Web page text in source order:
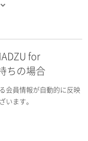
for
ちの場合
会員情報が自動的に反映
います。